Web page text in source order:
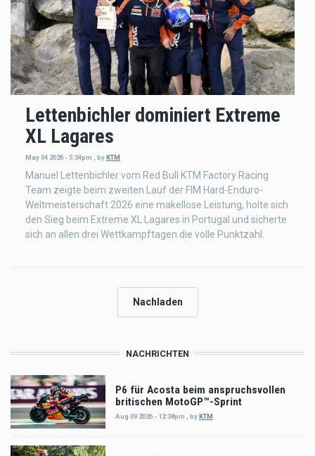
Lettenbichler dominiert Extreme
XL Lagares
May 04 2026 - 5:34pm byKTM
Manuel Lettenbichler vom Red Bull KTM Factory Racing
Team zeigte beim zweiten Lauf der FIM Hard-Enduro-
Weltmeisterschaft 2026 eine makellose Leistung, holte sich
den Sieg beim Extreme XL Lagares in Portugal und sicherte
sich an allen drei Wettkampftagen die volle Punktzahl.
Nachladen
NACHRICHTEN
P6 für Acosta beim anspruchsvollen
britischen MotoGP™-Sprint
Aug 09 2026 - 12:38pm byKTM